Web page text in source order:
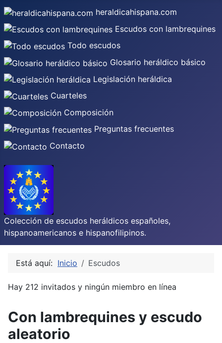
heraldicahispana.com
Escudos con lambrequines
Todo escudos
Glosario heráldico básico
Legislación heráldica
Cuarteles
Composición
Preguntas frecuentes
Contacto
Colección de escudos heráldicos españoles,
hispanoamericanos e hispanofilipinos.
Está aquí: Inicio Escudos
Hay 212 invitados y ningún miembro en línea
Con lambrequines y escudo
aleatorio